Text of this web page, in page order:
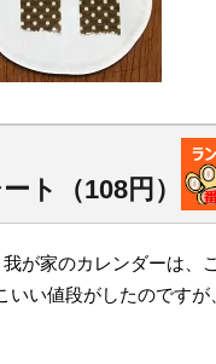
ト（108円）
が家のカレンダーは、
いい値段がしたのです